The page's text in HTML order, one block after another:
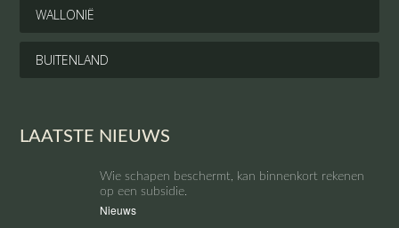
WALLONIË
BUITENLAND
LAATSTE NIEUWS
Wie schapen beschermt, kan binnenkort rekenen
op een subsidie.
Nieuws